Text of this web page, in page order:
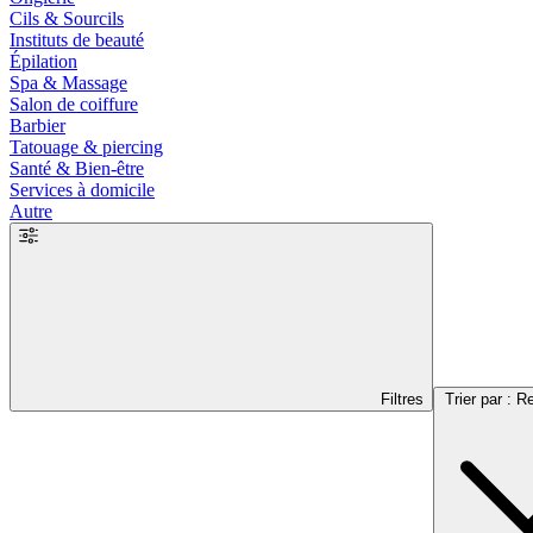
Cils & Sourcils
Instituts de beauté
Épilation
Spa & Massage
Salon de coiffure
Barbier
Tatouage & piercing
Santé & Bien-être
Services à domicile
Autre
Filtres